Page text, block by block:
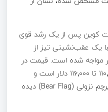
کوین پس از یک رشد قوی
حدود ۱۰۸٬۶۵۲ دلار، با یک عقب‌نشینی تیز از
نزدیک به ۱۲۶٬۲۷۲ دلار مواجه شده است. قیمت در
حال حاضر در حال تثبیت بین ۱۱۰٬۰۰۰ تا ۱۱۶٬۰۰۰ دلار است و
نشانه‌هایی از تشکیل یک الگوی پرچم نزولی (Bear Flag) دیده